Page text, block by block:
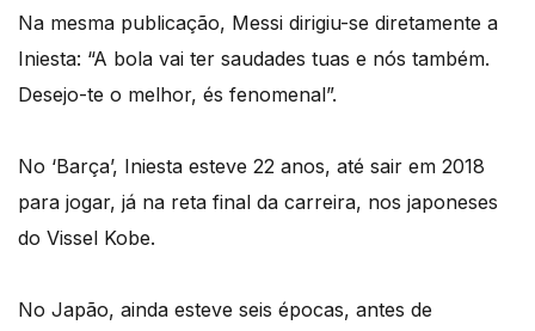
Na mesma publicação, Messi dirigiu-se diretamente a
Iniesta: “A bola vai ter saudades tuas e nós também.
Desejo-te o melhor, és fenomenal”.
No ‘Barça’, Iniesta esteve 22 anos, até sair em 2018
para jogar, já na reta final da carreira, nos japoneses
do Vissel Kobe.
No Japão, ainda esteve seis épocas, antes de